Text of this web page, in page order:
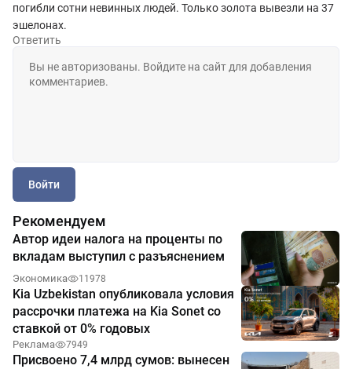
погибли сотни невинных людей. Только золота вывезли на 37
эшелонах.
Ответить
Войти
Рекомендуем
Автор идеи налога на проценты по
вкладам выступил с разъяснением
Экономика 11978
Kia Uzbekistan опубликовала условия
рассрочки платежа на Kia Sonet со
ставкой от 0% годовых
Реклама 7949
Присвоено 7,4 млрд сумов: вынесен